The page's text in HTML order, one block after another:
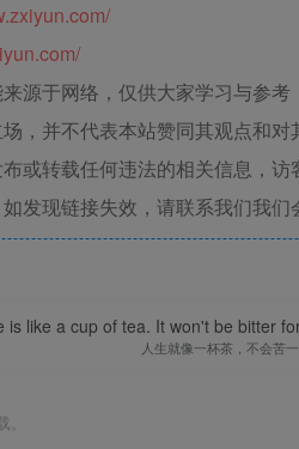
源于网络，仅供大家学习与参
，并不代表本站赞同其观点和对
或转载任何违法的相关信息，访
发现链接失效，请联系我们我们
is like a cup of tea. It won't be bitter
人生就像一杯茶，不会苦